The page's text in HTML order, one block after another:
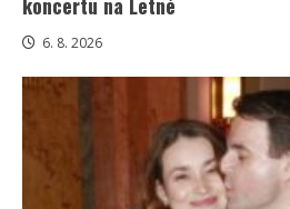
6. 8. 2026